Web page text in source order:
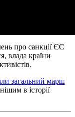
про санкції ЄС
влада країни
загальний марш
в історії